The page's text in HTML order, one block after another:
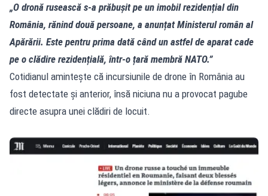
„O dronă rusească s‑a prăbușit pe un imobil rezidențial din
România, rănind două persoane, a anunțat Ministerul român al
Apărării. Este pentru prima dată când un astfel de aparat cade
pe o clădire rezidențială, într‑o țară membră NATO.”
Cotidianul amintește că incursiunile de drone în România au
fost detectate și anterior, însă niciuna nu a provocat pagube
directe asupra unei clădiri de locuit.